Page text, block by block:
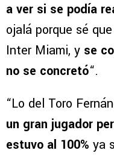
a ver si se podía
ojalá porque sé
Inter Miami, y se
no se concretó“.
“Lo del Toro
un gran jugador
estuvo al 100% ya